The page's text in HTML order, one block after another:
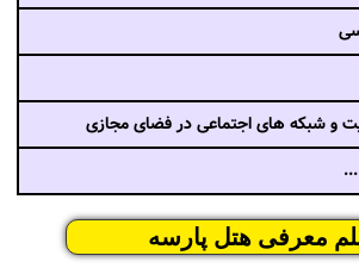
و شبکه های اجتماعی در فضای مجازی
معرفی هتل پارسه